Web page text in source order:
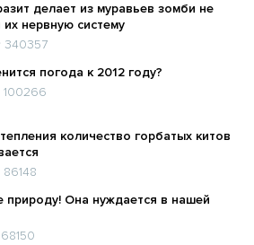
делает из муравьев зомби не
нервную систему
340357
погода к 2012 году?
100266
количество горбатых китов
86148
природу! Она нуждается в нашей
68150